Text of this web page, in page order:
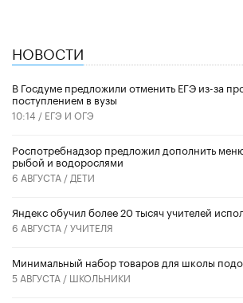
НОВОСТИ
В Госдуме предложили отменить ЕГЭ из-за
поступлением в вузы
10:14 / ЕГЭ И ОГЭ
Роспотребнадзор предложил дополнить
рыбой и водорослями
6 АВГУСТА / ДЕТИ
​Яндекс обучил более 20 тысяч учителей
6 АВГУСТА /УЧИТЕЛЯ
Минимальный набор товаров для школы
5 АВГУСТА / ШКОЛЬНИКИ